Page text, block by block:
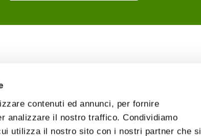
contenuti ed annunci, per fornire
analizzare il nostro traffico. Condividiamo
utilizza il nostro sito con i nostri partner che si